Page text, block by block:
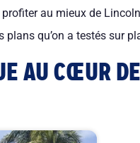
au mieux de
plans qu’on a testés sur
AU CŒUR